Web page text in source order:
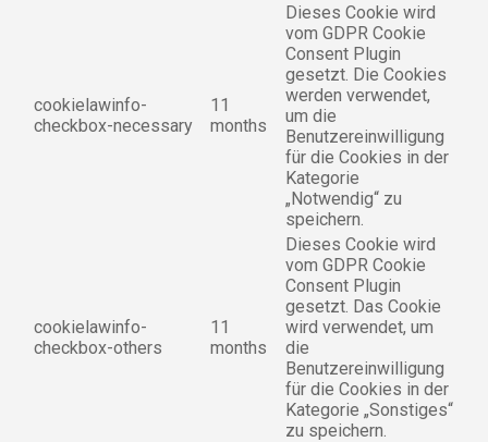
cookielawinfo-
checkbox-necessary
11
months
Dieses Cookie wird
vom GDPR Cookie
Consent Plugin
gesetzt. Die Cookies
werden verwendet,
um die
Benutzereinwilligung
für die Cookies in der
Kategorie
„Notwendig“ zu
speichern.
cookielawinfo-
checkbox-others
11
months
Dieses Cookie wird
vom GDPR Cookie
Consent Plugin
gesetzt. Das Cookie
wird verwendet, um
die
Benutzereinwilligung
für die Cookies in der
Kategorie „Sonstiges“
zu speichern.